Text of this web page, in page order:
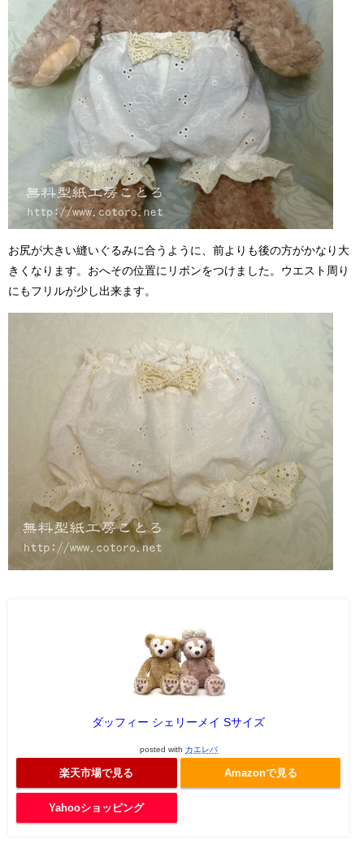
お尻が大きい縫いぐるみに合うように、前よりも後の方がかなり大
きくなります。おへその位置にリボンをつけました。ウエスト周り
にもフリルが少し出来ます。
ダッフィー シェリーメイ Sサイズ
posted with カエレバ
楽天市場で見る Amazonで見る
Yahooショッピング